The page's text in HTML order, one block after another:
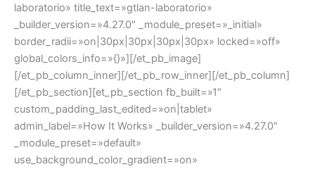
laboratorio» title_text=»gtlan-laboratorio»
_builder_version=»4.27.0″ _module_preset=»_initial»
border_radii=»on|30px|30px|30px|30px» locked=»off»
global_colors_info=»{}»][/et_pb_image]
[/et_pb_column_inner][/et_pb_row_inner][/et_pb_column]
[/et_pb_section][et_pb_section fb_built=»1″
custom_padding_last_edited=»on|tablet»
admin_label=»How It Works» _builder_version=»4.27.0″
_module_preset=»default»
use_background_color_gradient=»on»